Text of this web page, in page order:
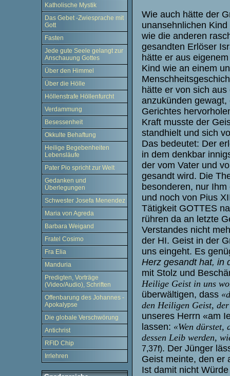
Katholische Mystik
Das Gebet -Zwiesprache mit
Gott
Fasten
Jede gute Seele gelangt zur
Anschauung Gottes
Über den Himmel
Über die Hölle
Höllenstrafe Höllenfurcht
Verdammung
Besessenheit
Okkulte Behaftung
Heilige Begebenheiten
Lebensläufe
Pater Pio spricht zur Welt
Gedanken und
Überlegungen
Schwester Josefa Menendez
Maria von Agreda
Barbara Weigand
Fratel Cosimo
Fra Elia
Manduria
Predigten, Vorträge
(Video/Audio), Schriften
Offenbarung des Johannes -
Apokalypse
Die globale Verschwörung
Antichrist
RFID Chip
Irrlehren
Wie auch hätte der
unansehnlichen
wie die anderen
gesandten Erlöser
hätte er aus
Kind wie an einem
hätte er von sich
anzukünden
Gerichtes
Kraft musste der
standhielt und sich
Das bedeutet: Der
in dem denkbar
der vom Vater und
gesandt wird. Die
besonderen, nur
und noch von Pius
Tätigkeit GOTTES
rühren da an letzte
Verstandes nicht
der HI. Geist in der
uns eingeht. Es
Herz gesandt hat, in
mit Stolz und
Heilige Geist in uns
überwältigen, dass
den Heiligen Geist,
unseres Herrn «am
lassen: «Wen dürstet,
dessen Leib werden,
7,37f). Der Jünger
Geist meinte, den er
Ist damit nicht